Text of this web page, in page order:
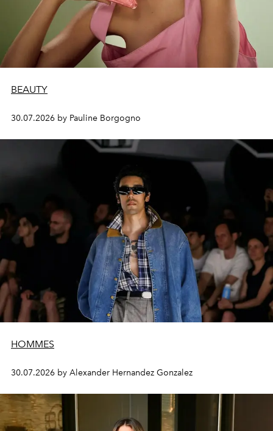
BEAUTY
30.07.2026 by Pauline Borgogno
HOMMES
30.07.2026 by Alexander Hernandez Gonzalez